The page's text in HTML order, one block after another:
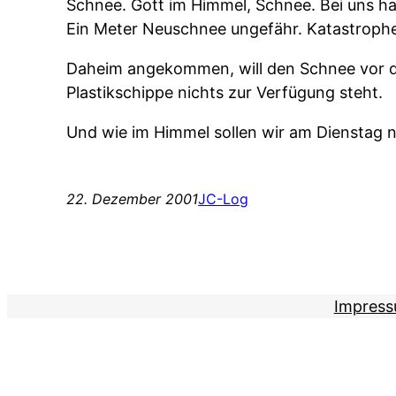
Schnee. Gott im Himmel, Schnee. Bei uns
Ein Meter Neuschnee ungefähr.
Daheim angekommen, will den Schnee vor
Plastikschippe nichts zur Verfügung steht.
Und wie im Himmel sollen wir am Dienstag
22. Dezember 2001JC-Log